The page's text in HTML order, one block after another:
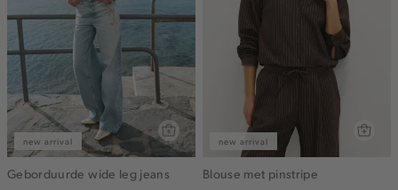
new arrival
Geborduurde wide leg jeans
new arrival
Blouse met pinstripe